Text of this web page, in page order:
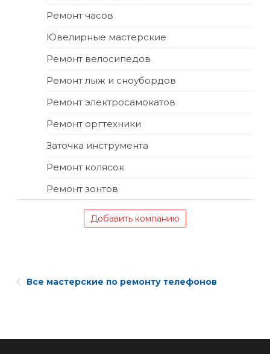
Ремонт часов
Ювелирные мастерские
Ремонт велосипедов
Ремонт лыж и сноубордов
Ремонт электросамокатов
Ремонт оргтехники
Заточка инструмента
Ремонт колясок
Ремонт зонтов
Добавить компанию
Все мастерские по ремонту телефонов